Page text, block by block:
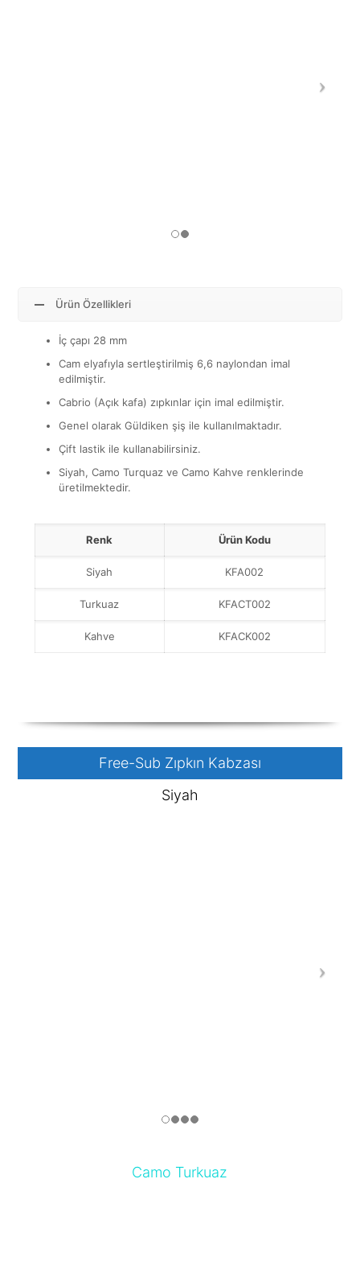
Ürün Özellikleri
İç çapı 28 mm
Cam elyafıyla sertleştirilmiş 6,6 naylondan imal
edilmiştir.
Cabrio (Açık kafa) zıpkınlar için imal edilmiştir.
Genel olarak Güldiken şiş ile kullanılmaktadır.
Çift lastik ile kullanabilirsiniz.
Siyah, Camo Turquaz ve Camo Kahve renklerinde
üretilmektedir.
Renk Ürün Kodu
Siyah KFA002
Turkuaz KFACT002
Kahve KFACK002
Free-Sub Zıpkın Kabzası
Siyah
Camo Turkuaz